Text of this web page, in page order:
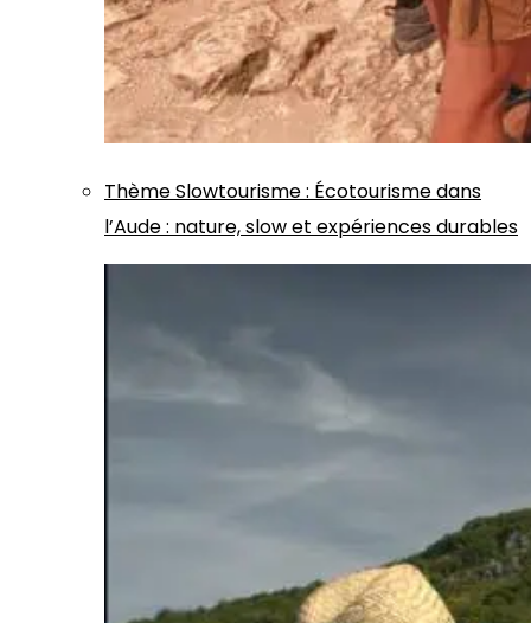
ThèmeSlowtourisme: Écotourisme dans
l’Aude : nature, slow et expériences durables